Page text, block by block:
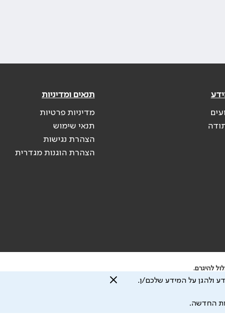
תנאים ומדיניות
מדיניות פרטיות
תנאי שימוש
הצהרת נגישות
הצהרת הוגנות מגדרית
להיגרם.
ולהגן על המידע שלכם/ן.
החדשה.